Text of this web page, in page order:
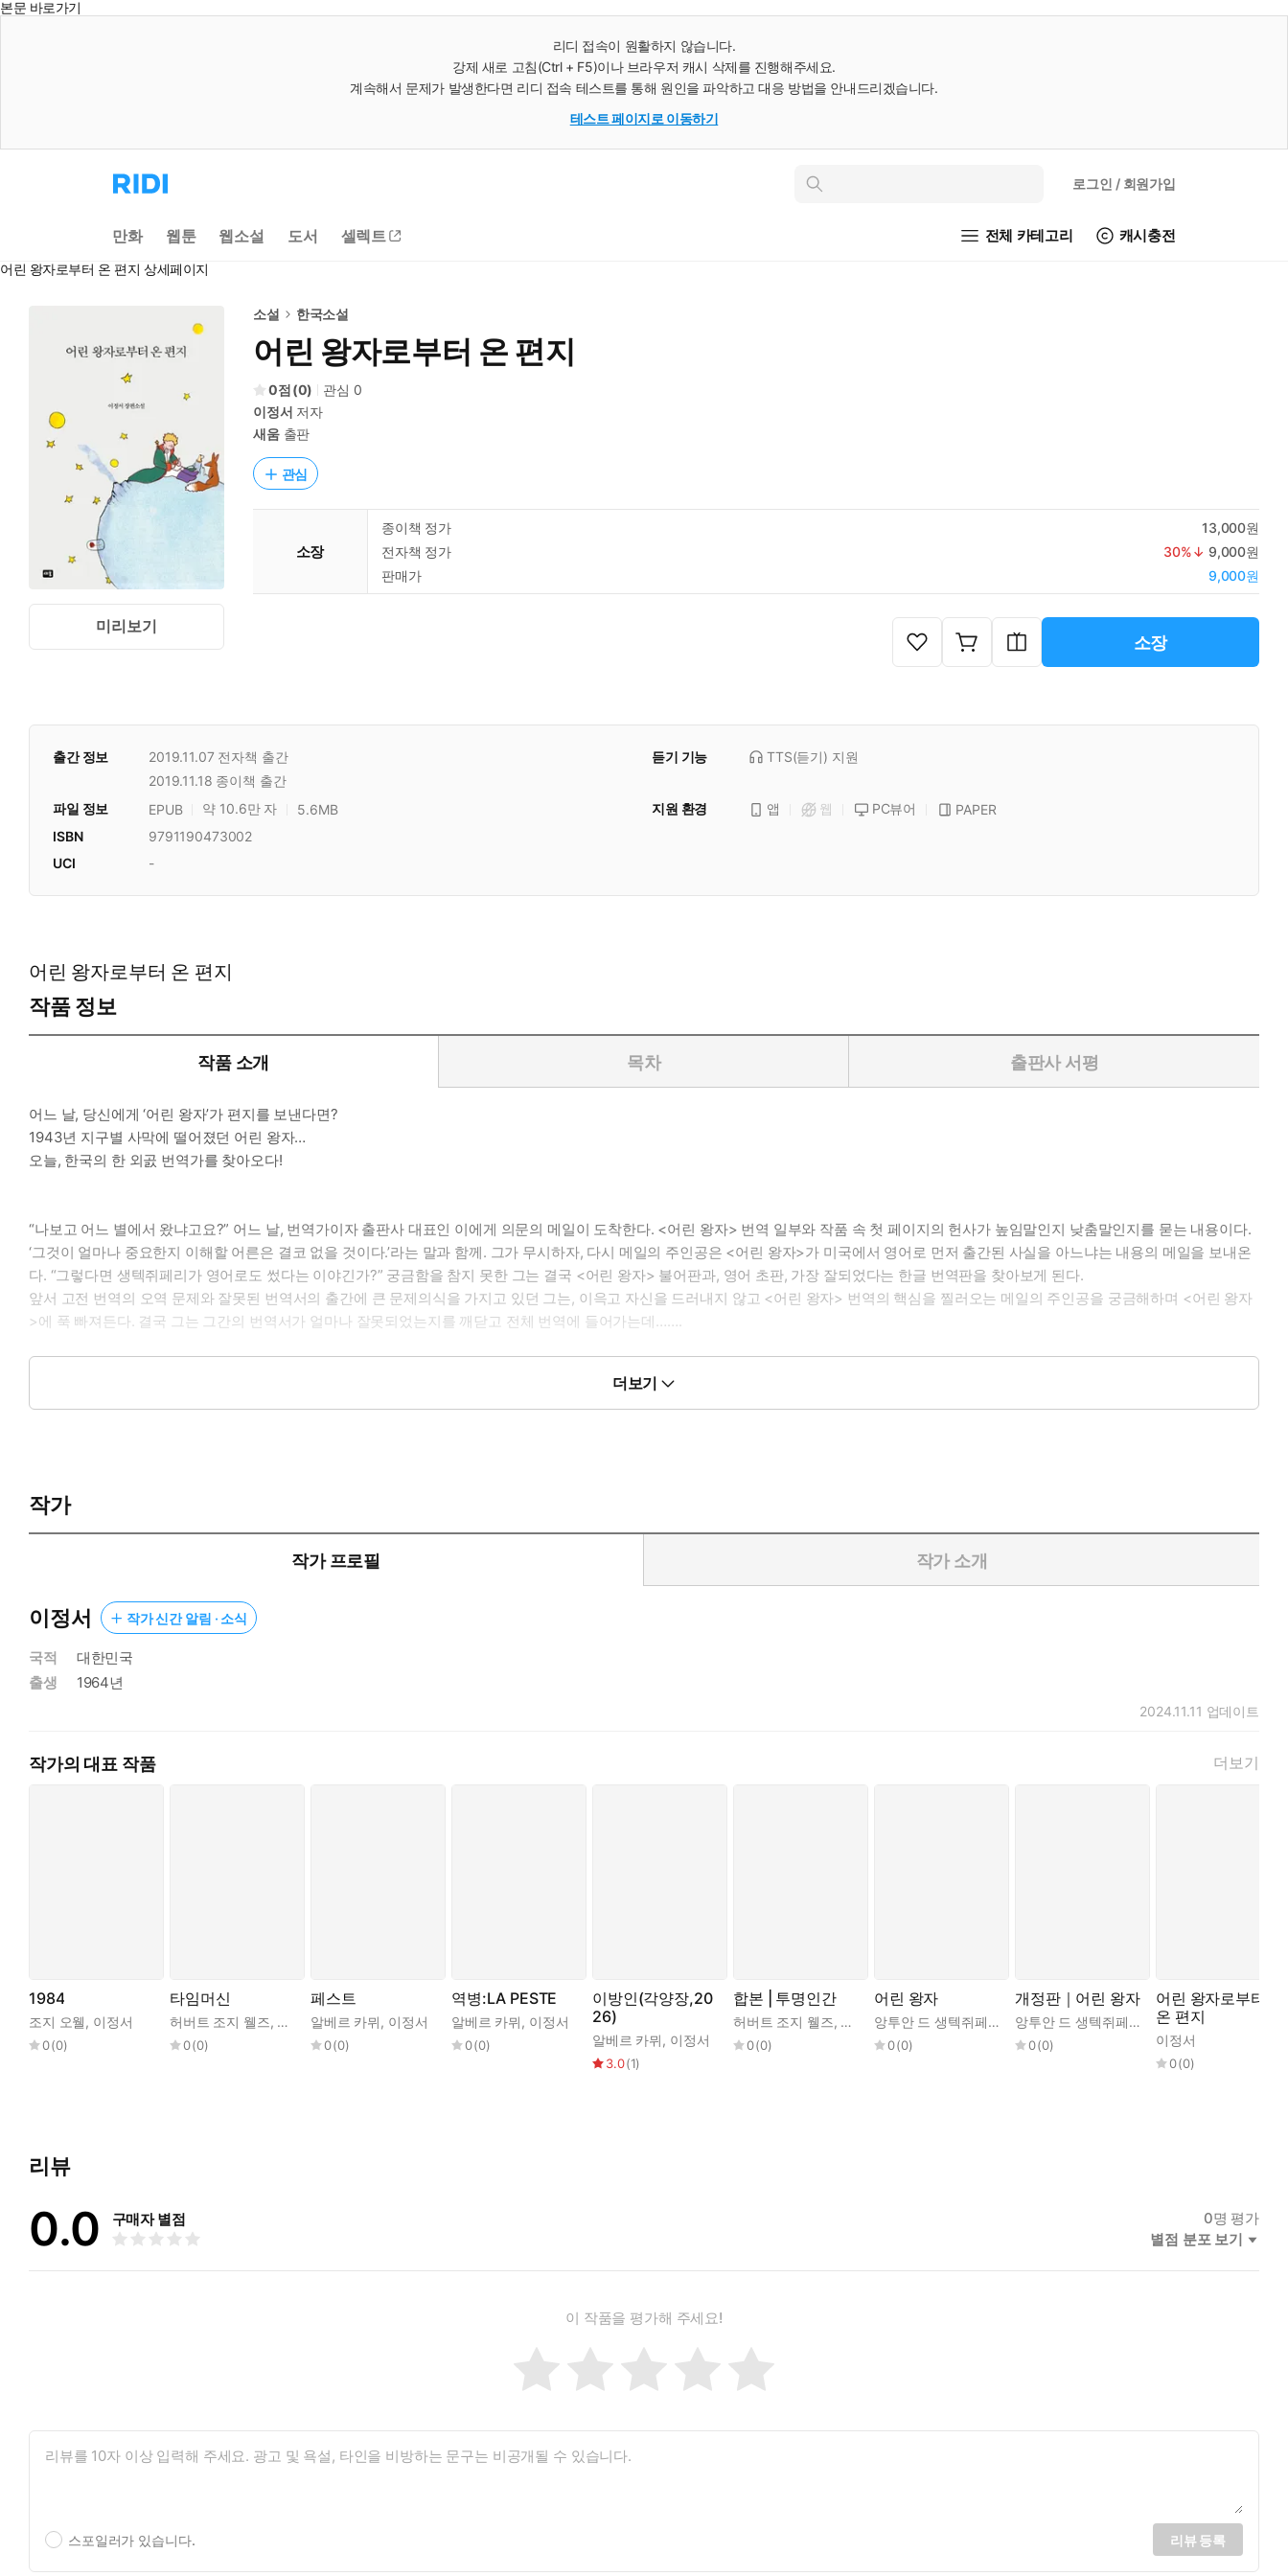
본문 바로가기
리디 접속이 원활하지 않습니다.
강제 새로 고침(Ctrl + F5)이나 브라우저 캐시 삭제를 진행해주세요.
계속해서 문제가 발생한다면 리디 접속 테스트를 통해 원인을 파악하고 대응 방법을 안내드리겠습니다.
테스트 페이지로 이동하기
리
디
으
로
동
인
로그인 / 회원가입
만화 웹툰 웹소설 도서 셀렉트 전체 카테고리 캐시충전
어린 왕자로부터 온 편지 상세페이지
미리보기
소설 한국소설
어린 왕자로부터 온 편지
0 (0) 관심 0
이정서 저자
새움출판
관심
소장
종이책 정가
13,000원
전자책 정가
30%↓ 9,000원
판매가
9,000원
소장
출간 정보 2019.11.07 전자책 출간
2019.11.18 종이책 출간
듣기 기능 TTS(듣기) 지원
파일 정보 EPUB 약 10.6만 자 5.6MB 지원 환경 앱 웹 PC뷰어
PAPER
ISBN
9791190473002
UCI
-
어린 왕자로부터 온 편지
작품 정보
작품 소개 목차 출판사 서평
어느 날, 당신에게 ‘어린 왕자’가 편지를 보낸다면?
1943년 지구별 사막에 떨어졌던 어린 왕자…
오늘, 한국의 한 외곬 번역가를 찾아오다!
“나보고 어느 별에서 왔냐고요?” 어느 날, 번역가이자 출판사 대표인 이에게 의문의 메일이 도착한다. <어린 왕자> 번역 일부와 작품 속 첫 페이지의 헌사가 높임말인지 낮춤말인지를 묻는 내용이다.
‘그것이 얼마나 중요한지 이해할 어른은 결코 없을 것이다.’라는 말과 함께. 그가 무시하자, 다시 메일의 주인공은 <어린 왕자>가 미국에서 영어로 먼저 출간된 사실을 아느냐는 내용의 메일을 보내온
다. “그렇다면 생텍쥐페리가 영어로도 썼다는 이야긴가?” 궁금함을 참지 못한 그는 결국 <어린 왕자> 불어판과, 영어 초판, 가장 잘되었다는 한글 번역판을 찾아보게 된다.
앞서 고전 번역의 오역 문제와 잘못된 번역서의 출간에 큰 문제의식을 가지고 있던 그는, 이윽고 자신을 드러내지 않고 <어린 왕자> 번역의 핵심을 찔러오는 메일의 주인공을 궁금해하며 <어린 왕자
>에 푹 빠져든다. 결국 그는 그간의 번역서가 얼마나 잘못되었는지를 깨닫고 전체 번역에 들어가는데…….
우리가 몰랐던 <어린 왕자>의 여러 비밀들이 드러난다. 아름다운 사막의 우물이 드러나듯…
우리는 단지 마음으로만 볼 수 있는 거야. 절대로 필요한 건 눈에 보이지 않아.”
혹시 당신도 어느새 어른이 되어버리진 않았나요?
편적인 구절 몇 개뿐이라면, 과연 <어린 왕자>를 제대로 읽은 것일까?
<어린 왕자>의 서술자는 어른이 된 프랑스인 조종사다. 그는 어린 시절 어른들이 자신을 오해했듯이 어린 왕자를 처음 만났을 때 그를 오해하고, 가르치려고 든다. 그리고 조금쯤 슬프게도 그는 자신
도 어른이 되어버린 것 같다고 고백한다. 하지만 ‘어린 왕자’의 비밀은 생텍쥐페리가 서문에서도 밝혔듯이 모든 어른들도 ‘아이’인 시절이 있었다는 것이다. 이정서는 자신을 포함한 기존 <어린 왕자>
는 어린 왕자와 장미의 관계가 피상적일 수밖에 없었던 것이다.
더보기
작가
작가 프로필 작가 소개
이정서 작가 신간 알림 · 소식
국적
대한민국
출생
1964년
2024.11.11 업데이트
작가의 대표 작품 더보기
1984
조지 오웰, 이정서
0(0)
타임머신
허버트 조지 웰즈, 이정서
0(0)
페스트
알베르 카뮈, 이정서
0(0)
역병:LA PESTE
알베르 카뮈, 이정서
0(0)
이방인(각양장,20
26)
알베르 카뮈, 이정서
3.0(1)
합본 | 투명인간
허버트 조지 웰즈, 이정서
0(0)
어린 왕자
앙투안 드 생텍쥐페리 이정서
0(0)
개정판｜어린 왕자
앙투안 드 생텍쥐페리 이정서
0(0)
어린 왕자로부터
온 편지
이정서
0(0)
리뷰
0.0 구매자 별점 0명 평가
별점 분포 보기
이 작품을 평가해 주세요!
스포일러가 있습니다. 리뷰 등록